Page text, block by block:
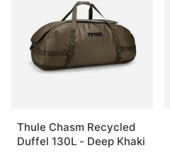
Thule Chasm Recycled
Duffel 130L - Deep Khaki